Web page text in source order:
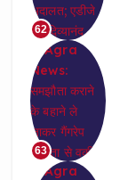
62
63